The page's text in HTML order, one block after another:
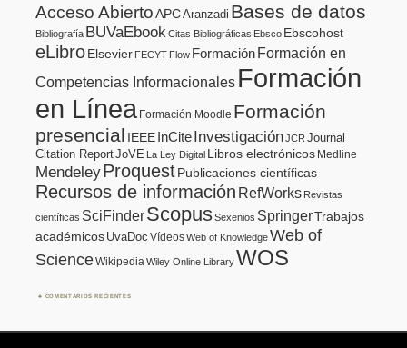
Acceso AbiertoAPCAranzadi Bases de datos
Bibliografía BUVaEbookCitas Bibliográficas Ebsco Ebscohost
eLibroElsevier FECYT Flow FormaciónFormación en
Competencias Informacionales Formación
en Línea Formación Moodle Formación
presencial IEEE InCite InvestigaciónJCR Journal
Citation ReportJoVE La Ley Digital Libros electrónicos Medline
MendeleyProquestPublicaciones científicas
Recursos de información RefWorks Revistas
científicas SciFinderScopusSexenios SpringerTrabajos
académicos UvaDoc VídeosWeb of KnowledgeWeb of
ScienceWikipediaWiley Online LibraryWOS
COMENTARIOS RECIENTES